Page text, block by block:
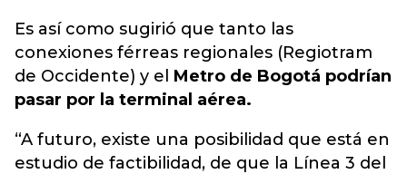
Es así como sugirió que tanto las
conexiones férreas regionales (Regiotram
de Occidente) y el Metro de Bogotá podrían
pasar por la terminal aérea.
“A futuro, existe una posibilidad que está en
estudio de factibilidad, de que la Línea 3 del